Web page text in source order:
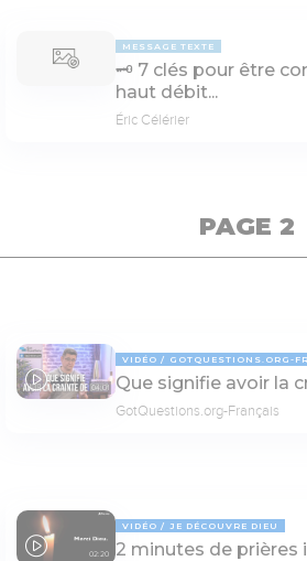
MESSAGE TEXTE
🗝 7 clés pour être
haut débit...
Éric Célérier
PAGE 2
04:01
VIDÉO GOTQUESTIONS.ORG-
Que signifie avoir la
GotQuestions.org-Français
02:20
VIDÉO JE DÉCOUVRE DIEU
2 minutes de prières